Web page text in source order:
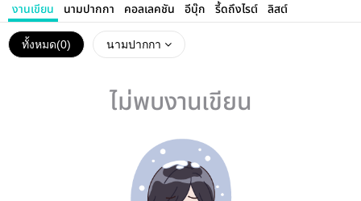
งานเขียน นามปากกา คอลเลคชัน อีบุ๊ก รี้ดถึงไรต์ ลิสต์
ทั้งหมด(0) นามปากกา
ไม่พบงานเขียน